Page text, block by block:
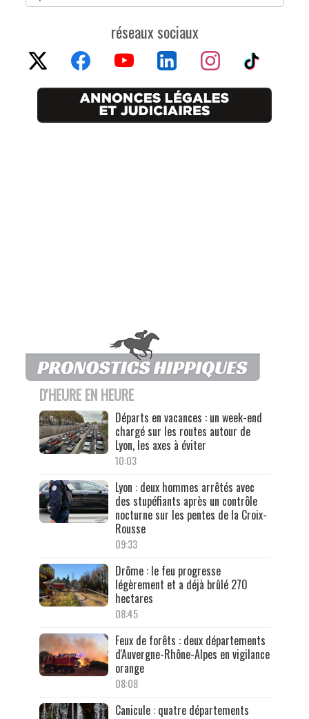
réseaux sociaux
D'HEURE EN HEURE
Départs en vacances : un week-end
chargé sur les routes autour de
Lyon, les axes à éviter
10:03
Lyon : deux hommes arrêtés avec
des stupéfiants après un contrôle
nocturne sur les pentes de la Croix-
Rousse
09:33
Drôme : le feu progresse
légèrement et a déjà brûlé 270
hectares
08:45
Feux de forêts : deux départements
d'Auvergne-Rhône-Alpes en vigilance
orange
08:08
Canicule : quatre départements